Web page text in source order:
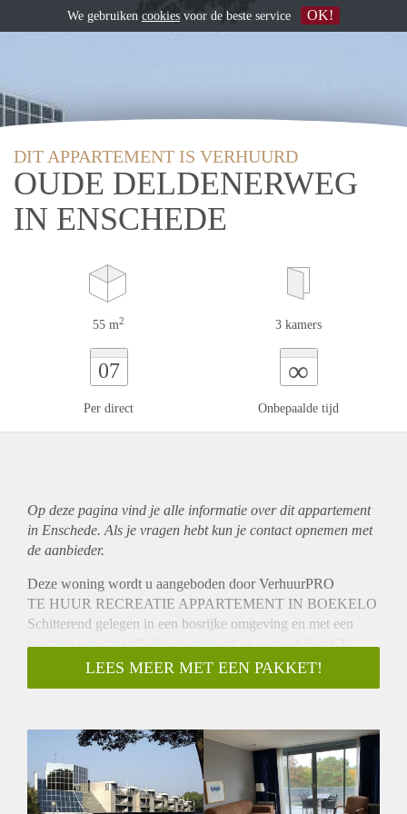
DIT APPARTEMENT IS VERHUURD
OUDE DELDENERWEG
IN ENSCHEDE
55 m2 3 kamers
07
Per direct
∞
Onbepaalde tijd
Op deze pagina vind je alle informatie over ditappartement
in Enschede. Als je vragen hebt kun je contact opnemen met
de aanbieder.
Deze woning wordt u aangeboden door VerhuurPRO
TE HUUR RECREATIE APPARTEMENT IN BOEKELO
Schitterend gelegen in een bosrijke omgeving en met een
prachtig uitzicht volledig gestoffeerd en gemeubileerd 3-
kamerappartement.
INDELING:
ingerichte open keuken met kookplaat, afzuigkap, combi-
magnetron, koelkast, vriezer en vaatwasser, 2 slaapkamers en
2 badkamers, waarvan één met ligbad, douche, wastafel en
toilet, de ander met douche, wastafel en toilet.
LEES MEER MET EEN PAKKET!
We gebruiken cookies voor de beste service OK!